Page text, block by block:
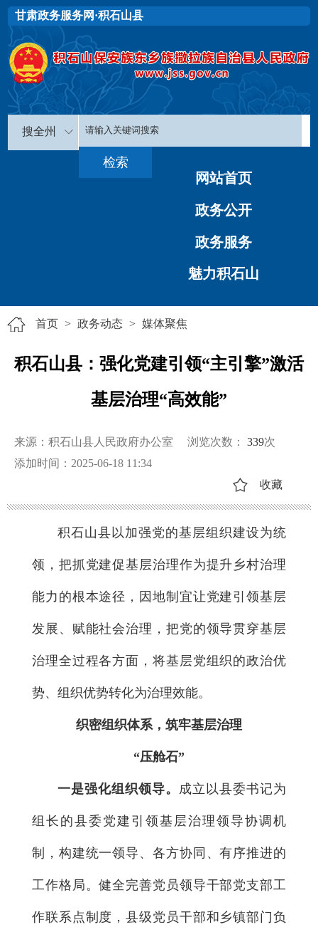
甘肃政务服务网·积石山县
搜全州
网站首页
政务公开
政务服务
魅力积石山
首页 > 政务动态 > 媒体聚焦
积石山县：强化党建引领“主引擎”激活
基层治理“高效能”
来源：积石山县人民政府办公室 浏览次数： 339次
添加时间：2025-06-18 11:34
收藏
积石山县以加强党的基层组织建设为统
领，把抓党建促基层治理作为提升乡村治理
能力的根本途径，因地制宜让党建引领基层
发展、赋能社会治理，把党的领导贯穿基层
治理全过程各方面，将基层党组织的政治优
势、组织优势转化为治理效能。
织密组织体系，筑牢基层治理
“压舱石”
一是强化组织领导。 成立以县委书记为
组长的县委党建引领基层治理领导协调机
制，构建统一领导、各方协同、有序推进的
工作格局。健全完善党员领导干部党支部工
作联系点制度，县级党员干部和乡镇部门负